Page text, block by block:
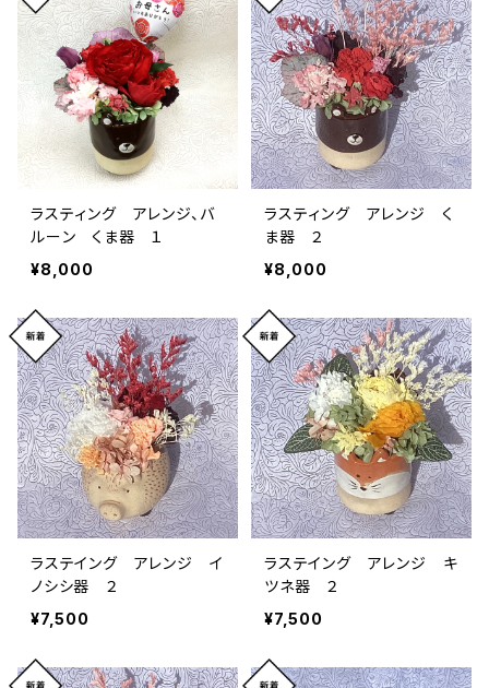
ラスティング アレンジ、バ
ルーン くま器 １
¥8,000
ラスティング アレンジ く
ま器 ２
¥8,000
ラステイング アレンジ イ
ノシシ器 ２
¥7,500
ラステイング アレンジ キ
ツネ器 ２
¥7,500